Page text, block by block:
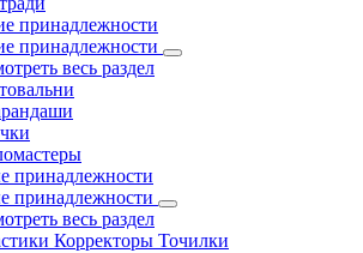
принадлежности
принадлежности
весь раздел
принадлежности
принадлежности
весь раздел
Корректоры Точилки